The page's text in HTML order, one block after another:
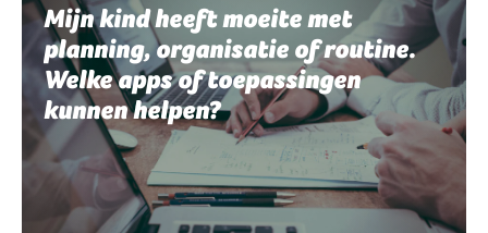
Mijn kind heeft moeite met
planning, organisatie of routine.
Welke apps of toepassingen
kunnen helpen?